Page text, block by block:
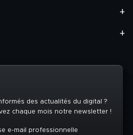
des actualités du digital ?
chaque mois notre newsletter !